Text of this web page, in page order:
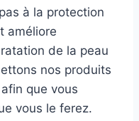
à la protection
améliore
de la peau
nos produits
que vous
vous le ferez.